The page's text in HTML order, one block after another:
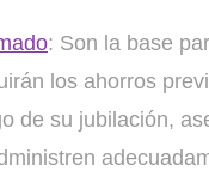
: Son la base
los ahorros
de su jubilación,